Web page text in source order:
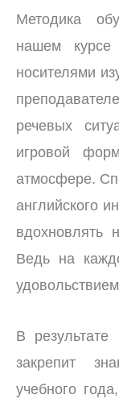
Методика
нашем
носителями
речевых
игровой
атмосфере.
английского
вдохновлять
Ведь на
В
закрепит
учебного